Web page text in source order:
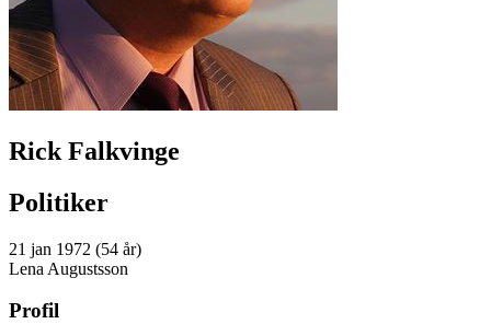
Rick Falkvinge
Politiker
21 jan 1972 (54 år)
Lena Augustsson
Profil